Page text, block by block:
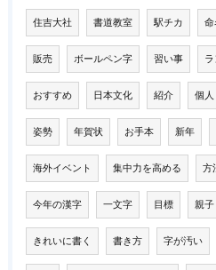
住吉大社 書道教室 駅チカ 命
販売 ボールペン字 習い事
おすすめ 日本文化 紹介 個人
姿勢 年賀状 お手本 新年
海外イベント 集中力を高める 方
今年の漢字 一文字 目標 親子
きれいに書く 書き方 字が汚い